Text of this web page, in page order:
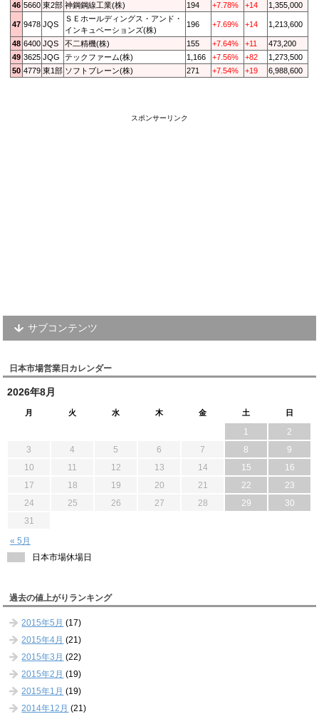
46 5660 東2部 神鋼鋼線工業(株) 194 +7.78% +14 1,355,000
47 9478 JQS
ＳＥホールディングス・アンド・
インキュベーションズ(株)
196 +7.69% +14 1,213,600
48 6400 JQS 不二精機(株) 155 +7.64% +11
473,200
49 3625 JQG テックファーム(株) 1,166 +7.56% +82
1,273,500
50 4779 東1部 ソフトブレーン(株) 271 +7.54% +19 6,988,600
スポンサーリンク
サブコンテンツ
日本市場営業日カレンダー
2026年8月
月 火 水 木 金 土 日
« 5月
1
2
3
4 5 6 7 8
9
10
11 12 13 14 15
16
17
18 19 20 21 22
23
24
25 26 27 28 29
30
31
日本市場休場日
過去の値上がりランキング
2015年5月 (17)
2015年4月 (21)
2015年3月 (22)
2015年2月 (19)
2015年1月 (19)
2014年12月 (21)